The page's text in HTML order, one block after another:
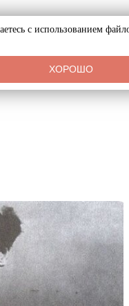
с использованием
ХОРОШО